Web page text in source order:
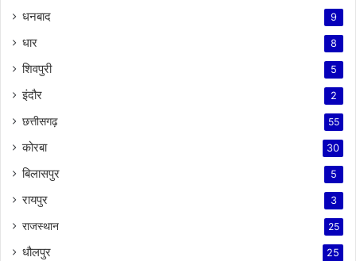
धनबाद 9
धार 8
शिवपुरी 5
इंदौर 2
छत्तीसगढ़ 55
कोरबा 30
बिलासपुर 5
रायपुर 3
राजस्थान 25
धौलपुर 25